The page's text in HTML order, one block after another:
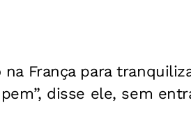
França para
disse ele, sem